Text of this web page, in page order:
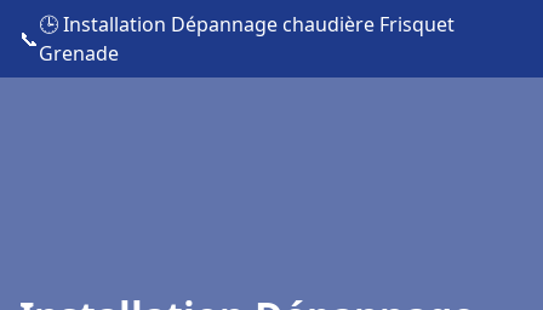
📞
🕒 Installation Dépannage chaudière Frisquet
Grenade